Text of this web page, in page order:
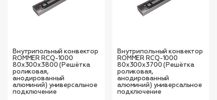
Внутрипольный конвектор
ROMMER RCQ-1000
80х300х3800 (Решётка
роликовая,
анодированный
алюминий) универсальное
подключение
Внутрипольный конвектор
ROMMER RCQ-1000
80х300х3700 (Решётка
роликовая,
анодированный
алюминий) универсальное
подключение